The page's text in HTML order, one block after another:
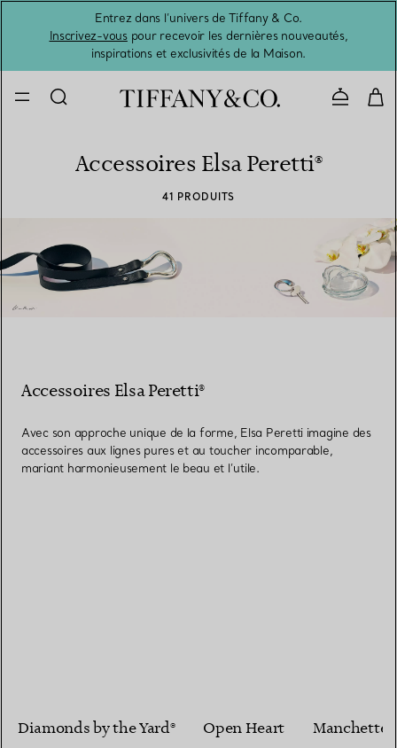
Entrez dans l’univers de Tiffany & Co.
Inscrivez-vouspour recevoir les dernières nouveautés,
inspirations et exclusivités de la Maison.
Accessoires Elsa Peretti®
41 PRODUITS
Accessoires Elsa Peretti®
Avec son approche unique de la forme, Elsa Peretti imagine des
accessoires aux lignes pures et au toucher incomparable,
mariant harmonieusement le beau et l’utile.
Diamonds by the Yard® Open Heart Manchettes